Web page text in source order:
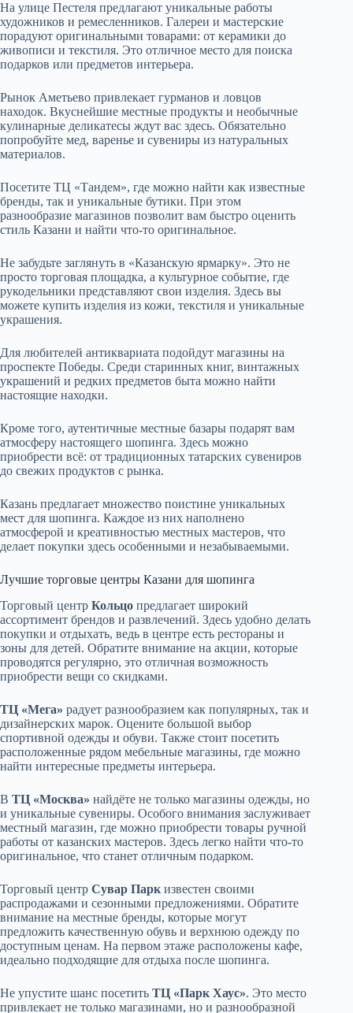
На улице Пестеля предлагают уникальные работы
художников и ремесленников. Галереи и мастерские
порадуют оригинальными товарами: от керамики до
живописи и текстиля. Это отличное место для поиска
подарков или предметов интерьера.
Рынок Аметьево привлекает гурманов и ловцов
находок. Вкуснейшие местные продукты и необычные
кулинарные деликатесы ждут вас здесь. Обязательно
попробуйте мед, варенье и сувениры из натуральных
материалов.
Посетите ТЦ «Тандем», где можно найти как известные
бренды, так и уникальные бутики. При этом
разнообразие магазинов позволит вам быстро оценить
стиль Казани и найти что-то оригинальное.
Не забудьте заглянуть в «Казанскую ярмарку». Это не
просто торговая площадка, а культурное событие, где
рукодельники представляют свои изделия. Здесь вы
можете купить изделия из кожи, текстиля и уникальные
украшения.
Для любителей антиквариата подойдут магазины на
проспекте Победы. Среди старинных книг, винтажных
украшений и редких предметов быта можно найти
настоящие находки.
Кроме того, аутентичные местные базары подарят вам
атмосферу настоящего шопинга. Здесь можно
приобрести всё: от традиционных татарских сувениров
до свежих продуктов с рынка.
Казань предлагает множество поистине уникальных
мест для шопинга. Каждое из них наполнено
атмосферой и креативностью местных мастеров, что
делает покупки здесь особенными и незабываемыми.
Лучшие торговые центры Казани для шопинга
Торговый центр Кольцо предлагает широкий
ассортимент брендов и развлечений. Здесь удобно делать
покупки и отдыхать, ведь в центре есть рестораны и
зоны для детей. Обратите внимание на акции, которые
проводятся регулярно, это отличная возможность
приобрести вещи со скидками.
ТЦ «Мега» радует разнообразием как популярных, так и
дизайнерских марок. Оцените большой выбор
спортивной одежды и обуви. Также стоит посетить
расположенные рядом мебельные магазины, где можно
найти интересные предметы интерьера.
В ТЦ «Москва» найдёте не только магазины одежды, но
и уникальные сувениры. Особого внимания заслуживает
местный магазин, где можно приобрести товары ручной
работы от казанских мастеров. Здесь легко найти что-то
оригинальное, что станет отличным подарком.
Торговый центр Сувар Парк известен своими
распродажами и сезонными предложениями. Обратите
внимание на местные бренды, которые могут
предложить качественную обувь и верхнюю одежду по
доступным ценам. На первом этаже расположены кафе,
идеально подходящие для отдыха после шопинга.
Не упустите шанс посетить ТЦ «Парк Хаус». Это место
привлекает не только магазинами, но и разнообразной